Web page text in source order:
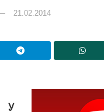
21.02.2014
у